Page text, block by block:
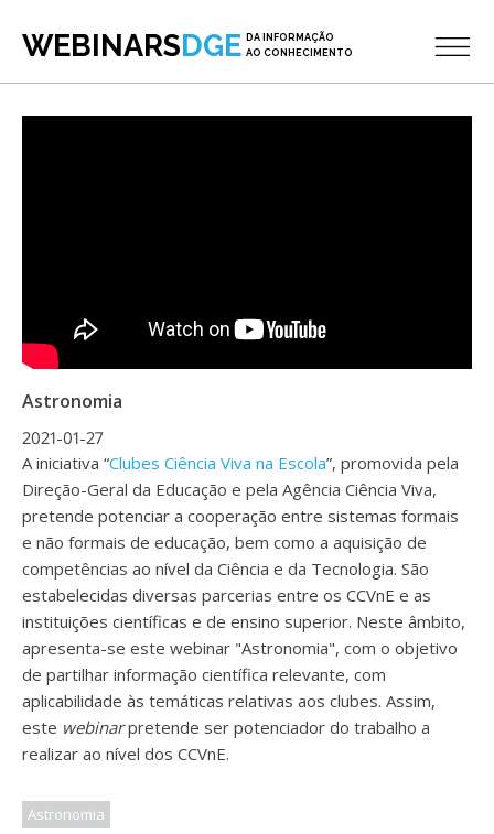
WEBINARSDGE DA INFORMAÇÃO
AO CONHECIMENTO
Astronomia
2021-01-27
A iniciativa “Clubes Ciência Viva na Escola”, promovida pela
Direção-Geral da Educação e pela Agência Ciência Viva,
pretende potenciar a cooperação entre sistemas formais
e não formais de educação, bem como a aquisição de
competências ao nível da Ciência e da Tecnologia. São
estabelecidas diversas parcerias entre os CCVnE e as
instituições científicas e de ensino superior. Neste âmbito,
apresenta-se este webinar "Astronomia", com o objetivo
de partilhar informação científica relevante, com
aplicabilidade às temáticas relativas aos clubes. Assim,
este webinarpretende ser potenciador do trabalho a
realizar ao nível dos CCVnE.
Astronomia